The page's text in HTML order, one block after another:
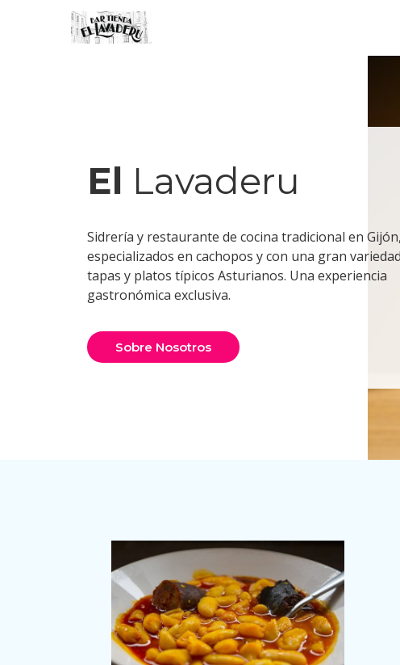
El Lavaderu
Sidrería y restaurante de cocina tradicional en Gijón,
especializados en cachopos y con una gran
tapas y platos típicos Asturianos. Una experiencia
gastronómica exclusiva.
Sobre Nosotros